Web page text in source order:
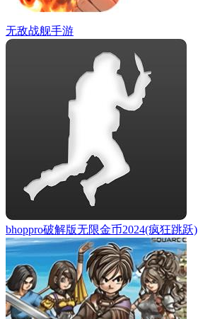
无敌战舰手游
bhoppro破解版无限金币2024(疯狂跳跃)